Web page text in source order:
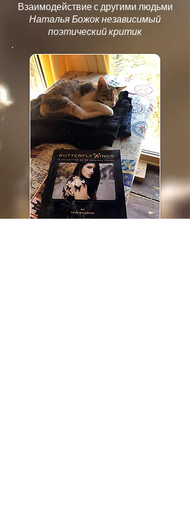
Взаимодействие с другими людьми
Наталья Божок независимый
поэтический критик